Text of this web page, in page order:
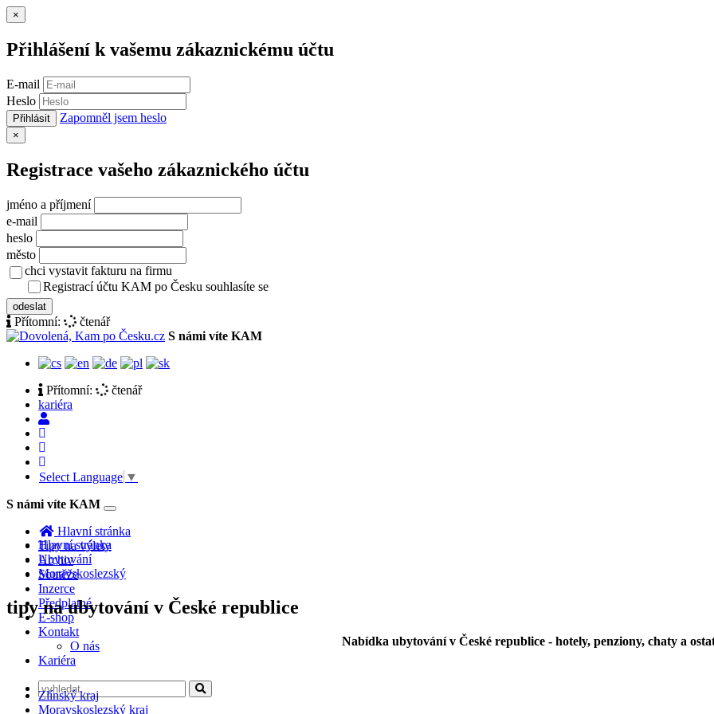
×
Přihlášení k vašemu zákaznickému účtu
E-mail
Heslo
Přihlásit Zapomněl jsem heslo
×
Registrace vašeho zákaznického účtu
jméno a příjmení
e-mail
heslo
město
chci vystavit fakturu na firmu
Registrací účtu KAM po Česku souhlasíte se
odeslat
Přítomní:
čtenář
S námi víte KAM
Přítomní:
čtenář
kariéra
Select Language ▼
S námi víte KAM
Toggle
navigation
Hlavní stránka
Tipy na výlety
Archiv
Soutěže
Inzerce
Předplatné
E-shop
Kontakt
O nás
Kariéra
Hlavní stránka
Ubytování
Moravskoslezský
tipy na ubytování v České republice
Nabídka ubytování v České republice - hotely, penziony, chaty a
Zlínský kraj
Moravskoslezský kraj